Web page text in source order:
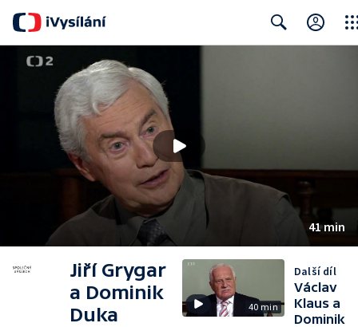
41 min
Jiří Grygar
a Dominik
Duka
40 min
Další díl
Václav
Klaus a
Dominik